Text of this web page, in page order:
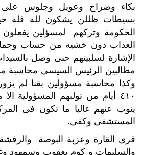
بكاء وصراخ وعويل وجلوس
بسيطات ظللن يشكون لله قله
الحكومة وتركهم لمسؤلين يفعلون
العذاب دون خشيه من حساب
الإشارة لسلبيتهم حنى وصل
مطالبين الرئيس السيسى محاسبة
وكذا محاسبة مسؤولين بقنا لم
٤١٠ أيام من تولبهم
ينوب عنهم غالبا ما تكون فى
المستشفى وكفى.
قرى القارة وعزبة البوصة والرفشة